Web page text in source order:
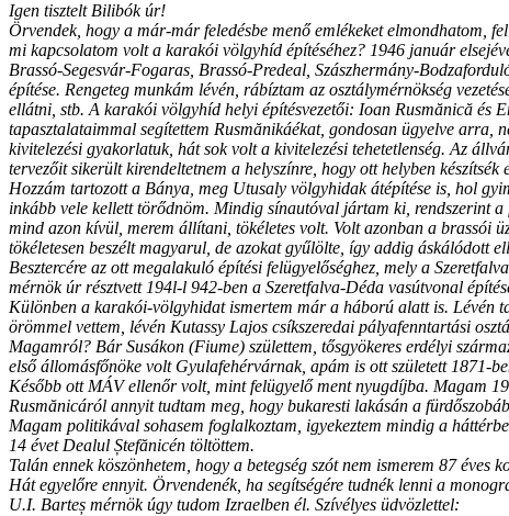
Igen tisztelt Bilibók úr!
Örvendek, hogy a már-már feledésbe menő emlékeket elmondhatom,
mi kapcsolatom volt a karakói völgyhíd építéséhez? 1946 január
Brassó-Segesvár-Fogaras, Brassó-Predeal, Szászhermány-
építése. Rengeteg munkám lévén, rábíztam az osztálymérnökség
ellátni, stb. A karakói völgyhíd helyi építésvezetői: Ioan Rusmănică és
tapasztalataimmal segítettem Rusmănikáékat, gondosan ügyelve
kivitelezési gyakorlatuk, hát sok volt a kivitelezési tehetetlenség. Az
tervezőit sikerült kirendeltetnem a helyszínre, hogy ott helyben
Hozzám tartozott a Bánya, meg Utusaly völgyhidak átépítése is, hol
inkább vele kellett törődnöm. Mindig sínautóval jártam ki, rendszerint
mind azon kívül, merem állítani, tökéletes volt. Volt azonban a brassói
tökéletesen beszélt magyarul, de azokat gyűlölte, így addig áskálódott
Besztercére az ott megalakuló építési felügyelőséghez, mely a
mérnök úr résztvett 194l-l 942-ben a Szeretfalva-Déda vasútvonal
Különben a karakói-völgyhidat ismertem már a háború alatt is. Lévén
örömmel vettem, lévén Kutassy Lajos csíkszeredai pályafenntartási
Magamról? Bár Susákon (Fiume) születtem, tősgyökeres erdélyi
első állomásfőnöke volt Gyulafehérvárnak, apám is ott született 1871-
Később ott MÁV ellenőr volt, mint felügyelő ment nyugdíjba. Magam
Rusmănicáról annyit tudtam meg, hogy bukaresti lakásán a
Magam politikával sohasem foglalkoztam, igyekeztem mindig a
14 évet Dealul Ștefănicén töltöttem.
Talán ennek köszönhetem, hogy a betegség szót nem ismerem 87
Hát egyelőre ennyit. Örvendenék, ha segítségére tudnék lenni a
U.I. Barteș mérnök úgy tudom Izraelben él. Szívélyes üdvözlettel: